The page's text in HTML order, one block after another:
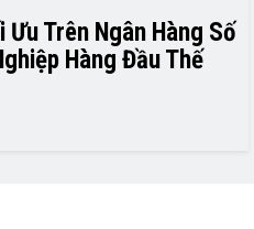
Ưu Trên Ngân Hàng Số
Hàng Đầu Thế